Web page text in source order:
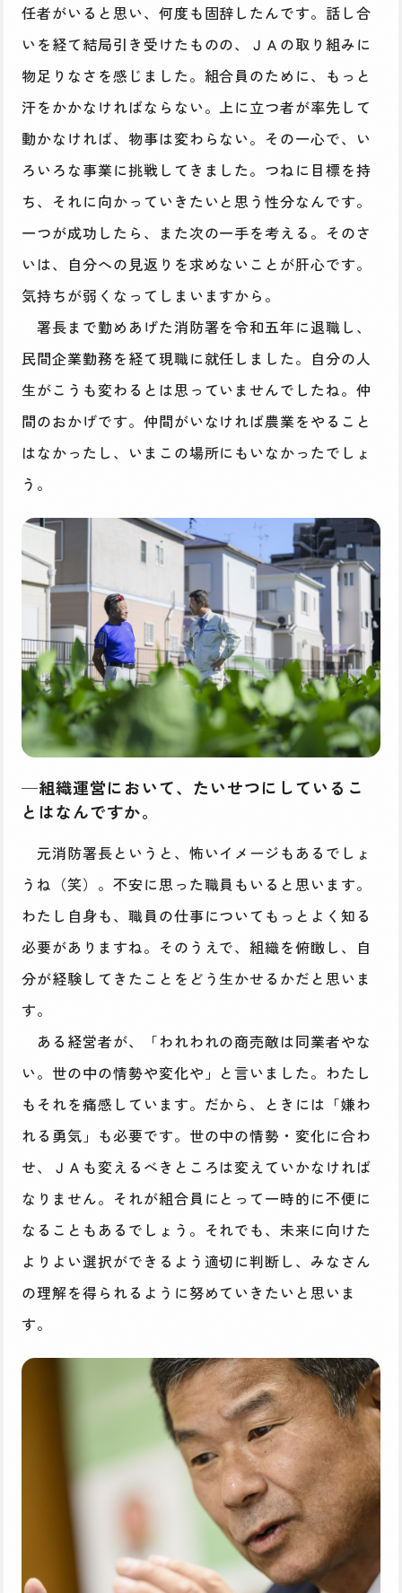
任者がいると思い、何度も固辞したんです。話し合
いを経て結局引き受けたものの、ＪＡの取り組みに
物足りなさを感じました。組合員のために、もっと
汗をかかなければならない。上に立つ者が率先して
動かなければ、物事は変わらない。その一心で、い
ろいろな事業に挑戦してきました。つねに目標を持
ち、それに向かっていきたいと思う性分なんです。
一つが成功したら、また次の一手を考える。そのさ
いは、自分への見返りを求めないことが肝心です。
気持ちが弱くなってしまいますから。
署長まで勤めあげた消防署を令和五年に退職し、
民間企業勤務を経て現職に就任しました。自分の人
生がこうも変わるとは思っていませんでしたね。仲
間のおかげです。仲間がいなければ農業をやること
はなかったし、いまこの場所にもいなかったでしょ
う。
─組織運営において、たいせつにしているこ
とはなんですか。
元消防署長というと、怖いイメージもあるでしょ
うね（笑）。不安に思った職員もいると思います。
わたし自身も、職員の仕事についてもっとよく知る
必要がありますね。そのうえで、組織を俯瞰し、自
分が経験してきたことをどう生かせるかだと思いま
す。
ある経営者が、「われわれの商売敵は同業者やな
い。世の中の情勢や変化や」と言いました。わたし
もそれを痛感しています。だから、ときには「嫌わ
れる勇気」も必要です。世の中の情勢・変化に合わ
せ、ＪＡも変えるべきところは変えていかなければ
なりません。それが組合員にとって一時的に不便に
なることもあるでしょう。それでも、未来に向けた
よりよい選択ができるよう適切に判断し、みなさん
の理解を得られるように努めていきたいと思いま
す。